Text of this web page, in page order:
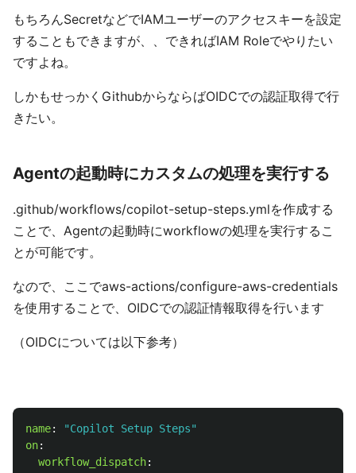
もちろんSecretなどでIAMユーザーのアクセスキーを設定
することもできますが、、できればIAM Roleでやりたい
ですよね。
しかもせっかくGithubからならばOIDCでの認証取得で行
きたい。
Agentの起動時にカスタムの処理を実行する
.github/workflows/copilot-setup-steps.ymlを作成する
ことで、Agentの起動時にworkflowの処理を実行するこ
とが可能です。
なので、ここでaws-actions/configure-aws-credentials
を使用することで、OIDCでの認証情報取得を行います
（OIDCについては以下参考）
name: "Copilot Setup Steps"
on:
workflow_dispatch: